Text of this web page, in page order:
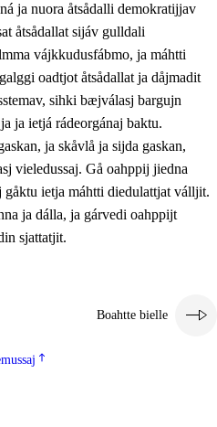
ja nuora åtsådalli demokratijjav
åtsådallat sijáv gulldali
vájkkudusfábmo, ja máhtti
oadtjot åtsådallat ja dåjmadit
sihki bæjválasj bargujn
ja ietjá rádeorgánaj baktu.
ja skåvlå ja sijda gaskan,
vieledussaj. Gå oahppij jiedna
gåktu ietja máhtti diedulattjat válljit.
ja dálla, ja gárvedi oahppijt
sjattatjit.
Boahtte bielle